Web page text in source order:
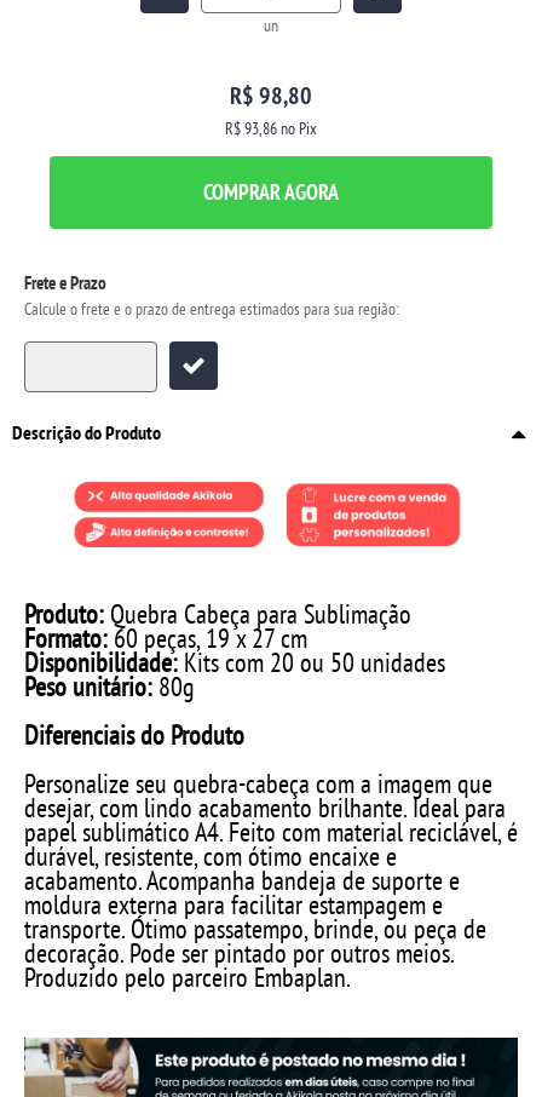
un
R$ 98,80
R$ 93,86no Pix
COMPRAR AGORA
Frete e Prazo
Calcule o frete e o prazo de entrega estimados para sua região:
Descrição do Produto
Produto: Quebra Cabeça para Sublimação
Formato: 60 peças, 19 x 27 cm
Disponibilidade: Kits com 20 ou 50 unidades
Peso unitário: 80g
Diferenciais do Produto
Personalize seu quebra-cabeça com a imagem que
desejar, com lindo acabamento brilhante. Ideal para
papel sublimático A4. Feito com material reciclável, é
durável, resistente, com ótimo encaixe e
acabamento. Acompanha bandeja de suporte e
moldura externa para facilitar estampagem e
transporte. Ótimo passatempo, brinde, ou peça de
decoração. Pode ser pintado por outros meios.
Produzido pelo parceiro Embaplan.